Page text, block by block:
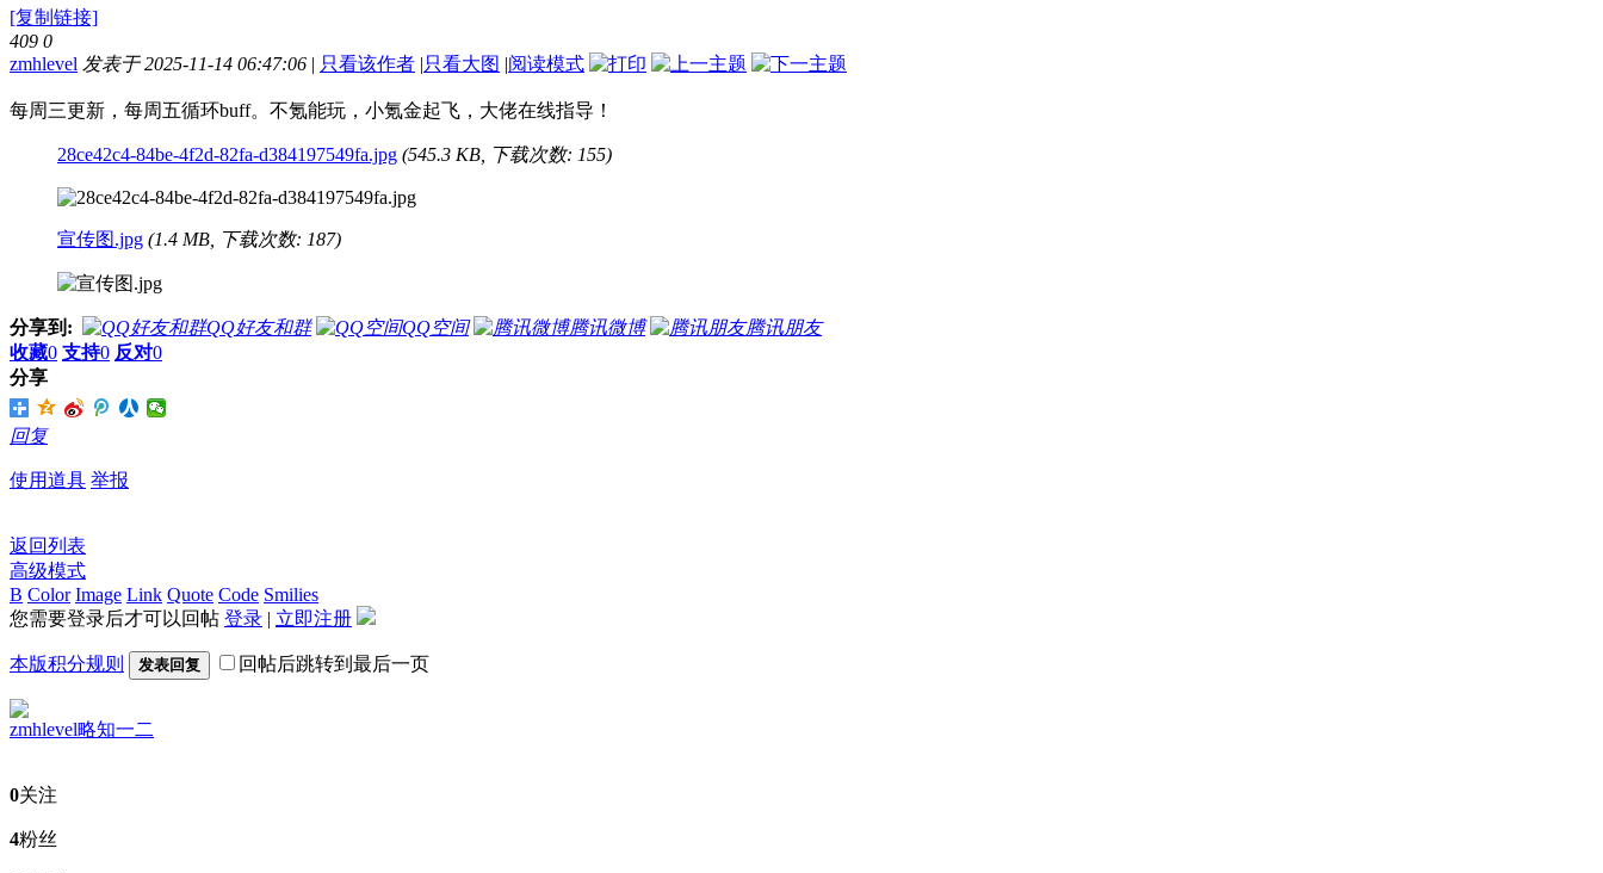
[复制链接]
409 0
zmhlevel 发表于 2025-11-14 06:47:06 | 只看该作者 |只看大图 |阅读模式
每周三更新，每周五循环buff。不氪能玩，小氪金起飞，大佬在线指导！
28ce42c4-84be-4f2d-82fa-d384197549fa.jpg (545.3 KB, 下载次数: 155)
宣传图.jpg (1.4 MB, 下载次数: 187)
分享到: QQ好友和群 QQ空间 腾讯微博
腾讯朋友
收藏0 支持0 反对0
分享
回复
使用道具 举报
返回列表
高级模式
B Color Image Link Quote Code Smilies
您需要登录后才可以回帖 登录 | 立即注册
本版积分规则 发表回复 回帖后跳转到最后一页
zmhlevel略知一二
0关注
4粉丝